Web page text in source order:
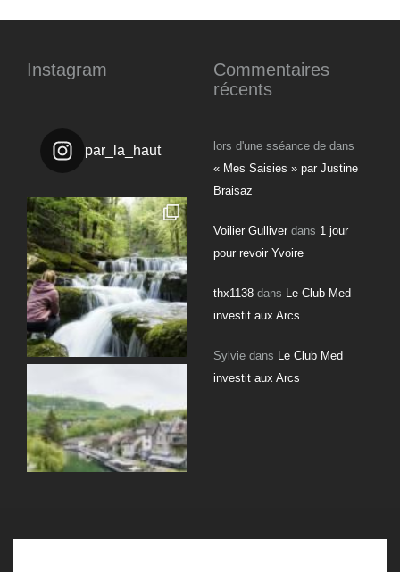
Instagram
par_la_haut
Commentaires
récents
lors d'une sséance de dans
« Mes Saisies » par Justine
Braisaz
Voilier Gulliver dans 1 jour
pour revoir Yvoire
thx1138 dans
Le Club Med
investit aux Arcs
Sylvie dans
Le Club Med
investit aux Arcs